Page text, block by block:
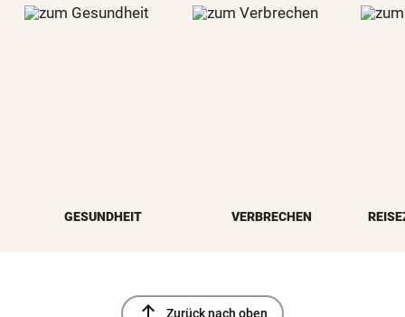
GESUNDHEIT VERBRECHEN
Zurück nach oben